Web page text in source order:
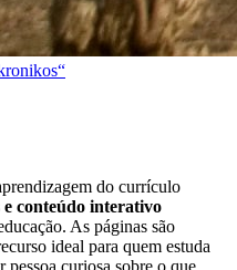
do currículo
e conteúdo interativo
As páginas são
ideal para quem estuda